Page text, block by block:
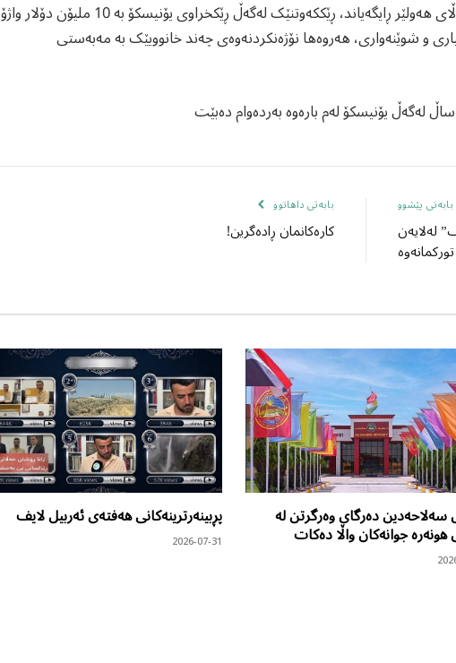
یادگار محەممەد، بەرپرسی کۆمیسیۆنی بووژانەوەی قەڵای هەولێر ڕایگەیاند، ڕێککەوتنێک لەگەڵ ڕێکخراوی یۆنیسکۆ بە 10 ملیۆن دۆلار واژۆ
و شوێنەواری، هەروەها نۆژەنکردنەوەی چەند خانوویێک بە مەبەستی
لەگەڵ یۆنیسکۆ لەم بارەوە بەردەوام دەبێت
بابەتی پێشوو
لەلایەن
بابەتی داهاتوو
کارەکانمان ڕادەگرین!
سەلاحەدین دەرگای وەرگرتن لە
هونەرە جوانەکان واڵا دەکات
پڕبینەرترینەکانی هەفتەی ئەربیل لایف
2026-07-31